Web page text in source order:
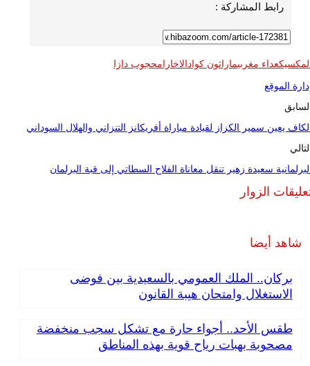
رابط المشاركة :
عداء مغربيماراثون كوادالاخارامحجوب دازا
الموقع
يعين سمير الكزاز لقيادة مباراة أفريكانز التنزاني والهلال السوداني
سعيدة زهير تنقل معاناة الفلاح السطاتي إلى قبة البرلمان
الزوار
شاهد أيضا
بركان.. الملك العمومي بالسعيدية بين فوضى
الاستغلال وامتحان هيبة القانون
طقس الأحد.. أجواء حارة مع تشكل سجب منخفضة
مصحوبة بهبات رياح قوية بهذه المناطق